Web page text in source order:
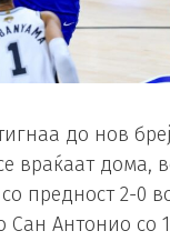
до нов
враќаат дома,
предност 2-0
Антонио со